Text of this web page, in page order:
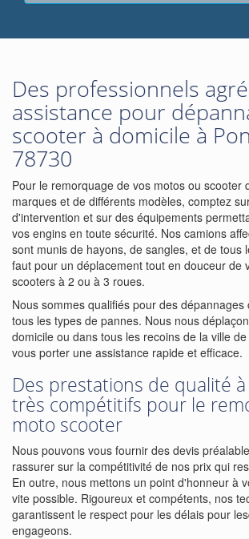
Des professionnels
assistance pour
scooter à domicile à
78730
Pour le remorquage de vos motos ou scooter
marques et de différents modèles, comptez
d'intervention et sur des équipements
vos engins en toute sécurité. Nos camions
sont munis de hayons, de sangles, et de tous
faut pour un déplacement tout en douceur de
scooters à 2 ou à 3 roues.
Nous sommes qualifiés pour des
tous les types de pannes. Nous nous
domicile ou dans tous les recoins de la ville
vous porter une assistance rapide et efficace.
Des prestations de qualité
très compétitifs pour le
moto scooter
Nous pouvons vous fournir des devis
rassurer sur la compétitivité de nos prix qui
En outre, nous mettons un point d'honneur à
vite possible. Rigoureux et compétents, nos
garantissent le respect pour les délais pour
engageons.